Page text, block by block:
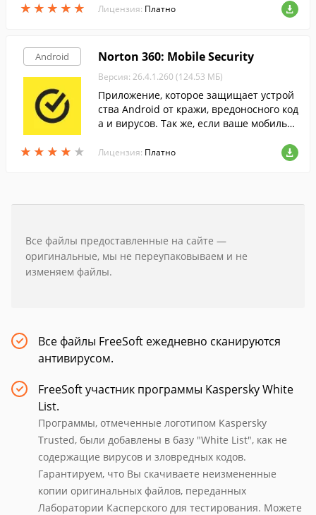
★ ★ ★ ★ ★
★ ★ ★ ★ ★ Лицензия: Платно
Android
★ ★ ★ ★ ★
★ ★ ★ ★ ★
Norton 360: Mobile Security
Версия: 26.4.1.260 (124.53 МБ)
Приложение, которое защищает устрой
ства Android от кражи, вредоносного код
а и вирусов. Так же, если ваше мобильн
яно - его можно будет найти удаленно.
Лицензия: Платно
Все файлы предоставленные на сайте —
оригинальные, мы не переупаковываем и не
изменяем файлы.
Все файлы FreeSoft ежедневно сканируются
антивирусом.
FreeSoft участник программы Kaspersky White
List.
Программы, отмеченные логотипом Kaspersky
Trusted, были добавлены в базу "White List", как не
содержащие вирусов и зловредных кодов.
Гарантируем, что Вы скачиваете неизмененные
копии оригинальных файлов, переданных
Лаборатории Касперского для тестирования. Можете